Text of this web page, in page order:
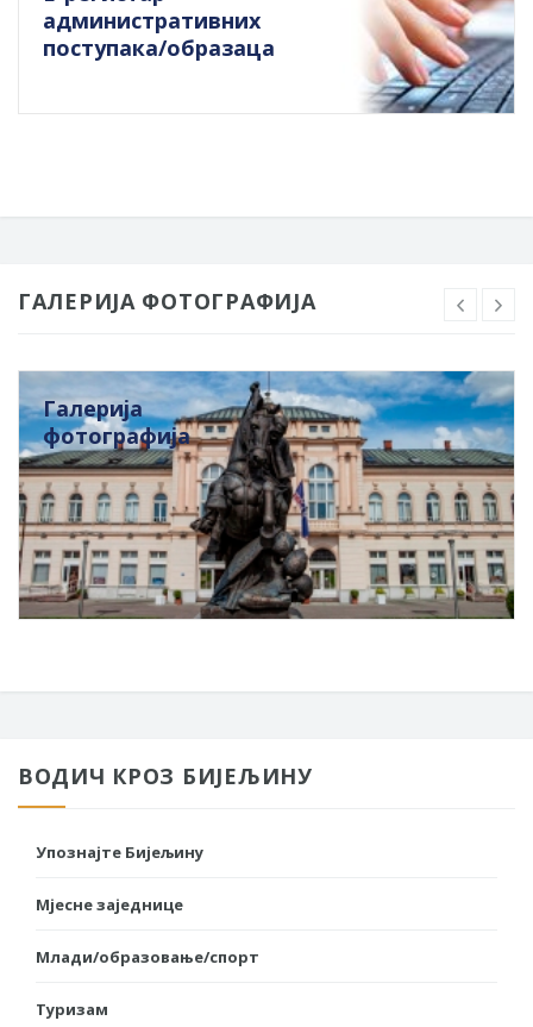
административних
поступака/образаца
ГАЛЕРИЈА ФОТОГРАФИЈА
Галерија
фотографија
ВОДИЧ КРОЗ БИЈЕЉИНУ
Упознајте Бијељину
Мјесне заједнице
Млади/образовање/спорт
Туризам